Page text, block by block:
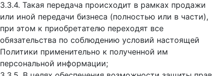
3.3.4. Такая передача происходит в рамках продажи
или иной передачи бизнеса (полностью или в части),
при этом к приобретателю переходят все
обязательства по соблюдению условий настоящей
Политики применительно к полученной им
персональной информации;